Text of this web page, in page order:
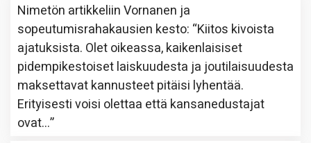
Nimetön artikkeliinVornanen ja
sopeutumisrahakausien kesto: “Kiitos kivoista
ajatuksista. Olet oikeassa, kaikenlaisiset
pidempikestoiset laiskuudesta ja joutilaisuudesta
maksettavat kannusteet pitäisi lyhentää.
Erityisesti voisi olettaa että kansanedustajat
ovat…”